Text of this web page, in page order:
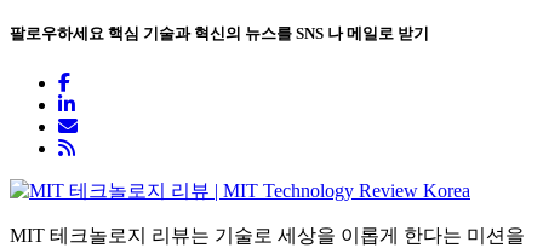
팔로우하세요 핵심 기술과 혁신의 뉴스를 SNS 나 메일로 받기
MIT 테크놀로지 리뷰는 기술로 세상을 이롭게 한다는 미션을